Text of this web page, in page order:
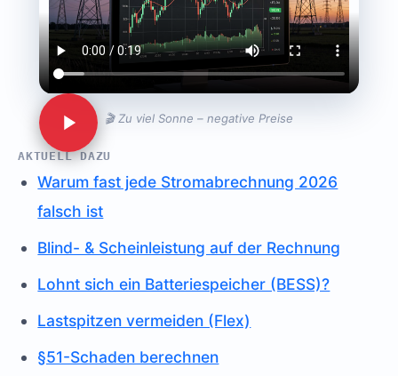
🎬 Zu viel Sonne – negative Preise
AKTUELL DAZU
Warum fast jede Stromabrechnung 2026
falsch ist
Blind- & Scheinleistung auf der Rechnung
Lohnt sich ein Batteriespeicher (BESS)?
Lastspitzen vermeiden (Flex)
§51-Schaden berechnen